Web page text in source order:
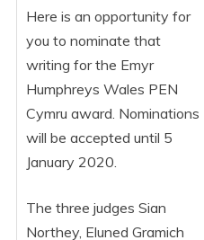
Here is an opportunity for
you to nominate that
writing for the Emyr
Humphreys Wales PEN
Cymru award. Nominations
will be accepted until 5
January 2020.
The three judges Sian
Northey, Eluned Gramich